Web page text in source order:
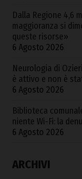
Dalla Regione 4,6
maggioranza si
queste risorse»
6 Agosto 2026
Neurologia di
è attivo e non è
6 Agosto 2026
Biblioteca
niente Wi-Fi: la
6 Agosto 2026
ARCHIVI